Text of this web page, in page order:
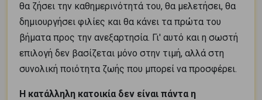
θα ζήσει την καθημερινότητά του, θα μελετήσει, θα
δημιουργήσει φιλίες και θα κάνει τα πρώτα του
βήματα προς την ανεξαρτησία. Γι' αυτό και η σωστή
επιλογή δεν βασίζεται μόνο στην τιμή, αλλά στη
συνολική ποιότητα ζωής που μπορεί να προσφέρει.
Η κατάλληλη κατοικία δεν είναι πάντα η